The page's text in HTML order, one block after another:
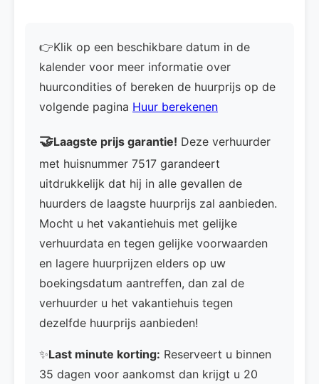
👉Klik op een beschikbare datum in de
kalender voor meer informatie over
huurcondities of bereken de huurprijs op de
volgende pagina Huur berekenen
🤝Laagste prijs garantie! Deze verhuurder
met huisnummer 7517 garandeert
uitdrukkelijk dat hij in alle gevallen de
huurders de laagste huurprijs zal aanbieden.
Mocht u het vakantiehuis met gelijke
verhuurdata en tegen gelijke voorwaarden
en lagere huurprijzen elders op uw
boekingsdatum aantreffen, dan zal de
verhuurder u het vakantiehuis tegen
dezelfde huurprijs aanbieden!
✨Last minute korting: Reserveert u binnen
35 dagen voor aankomst dan krijgt u 20